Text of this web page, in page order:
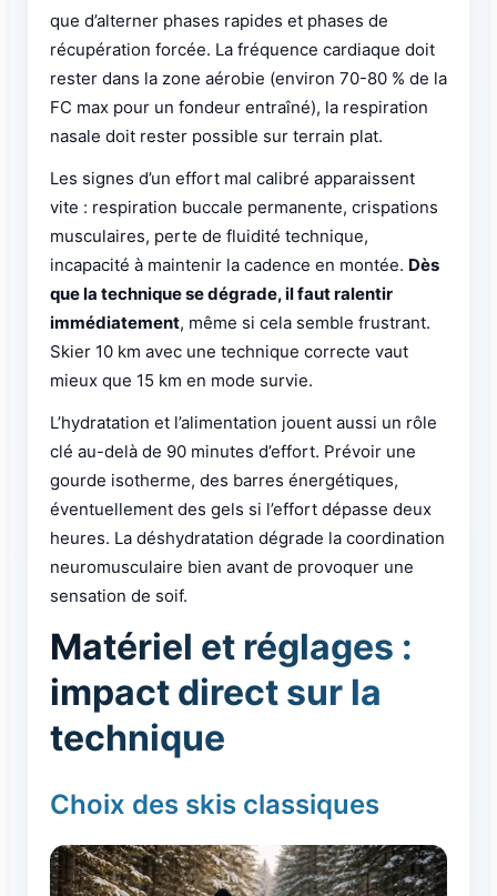
que d’alterner phases rapides et phases de
récupération forcée. La fréquence cardiaque doit
rester dans la zone aérobie (environ 70-80 % de la
FC max pour un fondeur entraîné), la respiration
nasale doit rester possible sur terrain plat.
Les signes d’un effort mal calibré apparaissent
vite : respiration buccale permanente, crispations
musculaires, perte de fluidité technique,
incapacité à maintenir la cadence en montée. Dès
que la technique se dégrade, il faut ralentir
immédiatement, même si cela semble frustrant.
Skier 10 km avec une technique correcte vaut
mieux que 15 km en mode survie.
L’hydratation et l’alimentation jouent aussi un rôle
clé au-delà de 90 minutes d’effort. Prévoir une
gourde isotherme, des barres énergétiques,
éventuellement des gels si l’effort dépasse deux
heures. La déshydratation dégrade la coordination
neuromusculaire bien avant de provoquer une
sensation de soif.
Matériel et réglages :
impact direct sur la
technique
Choix des skis classiques